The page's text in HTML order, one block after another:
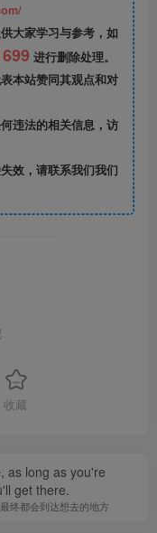
大家学习与参考，如
进行删除处理。
本站赞同其观点和对
违法的相关信息，访
效，请联系我们我们
收藏
as long as you're
get there.
终都会到达想去的地方